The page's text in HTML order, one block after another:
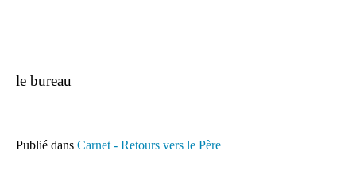
le bureau
Publié dans Carnet - Retours vers le Père